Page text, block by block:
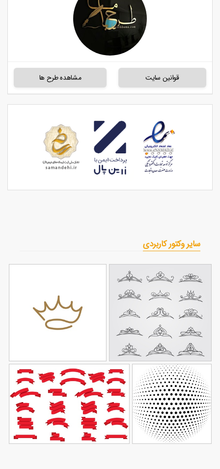
قوانین سایت مشاهده طرح ها
سایر وکتور کاربردی
مجموعه وکتور تاج
83
وکتور تاج خطی
89